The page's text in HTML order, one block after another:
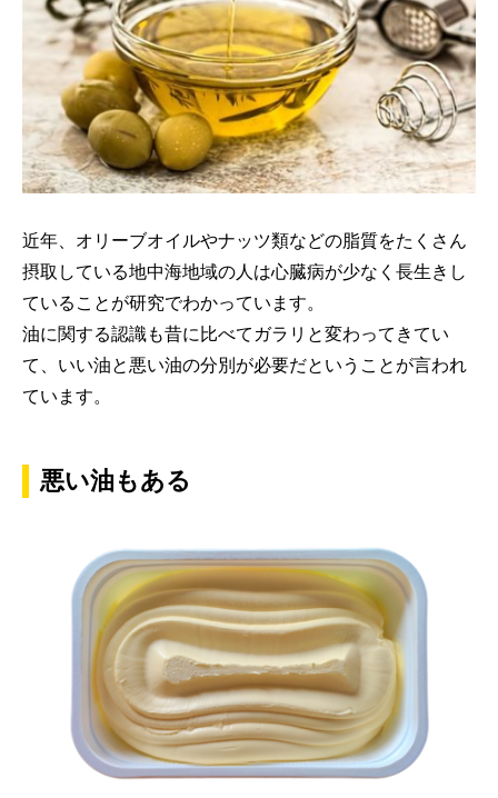
近年、オリーブオイルやナッツ類などの脂質をたくさん
摂取している地中海地域の人は心臓病が少なく長生きし
ていることが研究でわかっています。
油に関する認識も昔に比べてガラリと変わってきてい
て、いい油と悪い油の分別が必要だということが言われ
ています。
悪い油もある